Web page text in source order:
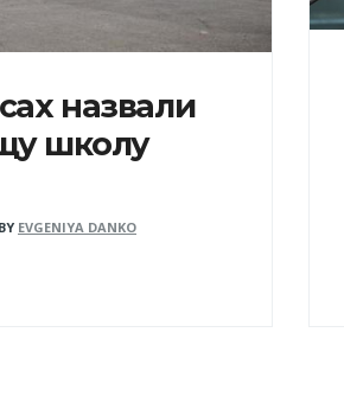
назвали
школу
BY EVGENIYA DANKO